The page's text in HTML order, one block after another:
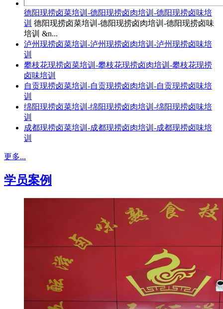
德阳现捞卤菜培训-德阳现捞卤肉培训-德阳现捞卤味培
训 德阳现捞卤菜培训-德阳现捞卤肉培训-德阳现捞卤味
培训 &n...
泸州现捞卤菜培训-泸州现捞卤肉培训-泸州现捞卤味培
训
攀枝花现捞卤菜培训-攀枝花现捞卤肉培训-攀枝花现捞
卤味培训
自贡现捞卤菜培训-自贡现捞卤肉培训-自贡现捞卤味培
训
绵阳现捞卤菜培训-绵阳现捞卤肉培训-绵阳现捞卤味培
训
成都现捞卤菜培训-成都现捞卤肉培训-成都现捞卤味培
训
更多...
学员案例